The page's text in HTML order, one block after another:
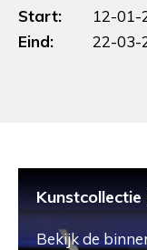
Start:
12-01-
Eind:
22-03-
Kunstcollectie
Bekijk de